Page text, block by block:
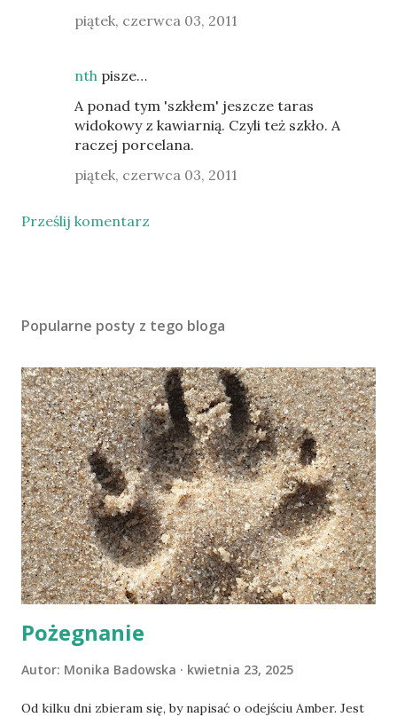
piątek, czerwca 03, 2011
nth pisze…
A ponad tym 'szkłem' jeszcze taras
widokowy z kawiarnią. Czyli też szkło. A
raczej porcelana.
piątek, czerwca 03, 2011
Prześlij komentarz
Popularne posty z tego bloga
Pożegnanie
Autor: Monika Badowska kwietnia 23, 2025
Od kilku dni zbieram się, by napisać o odejściu Amber. Jest